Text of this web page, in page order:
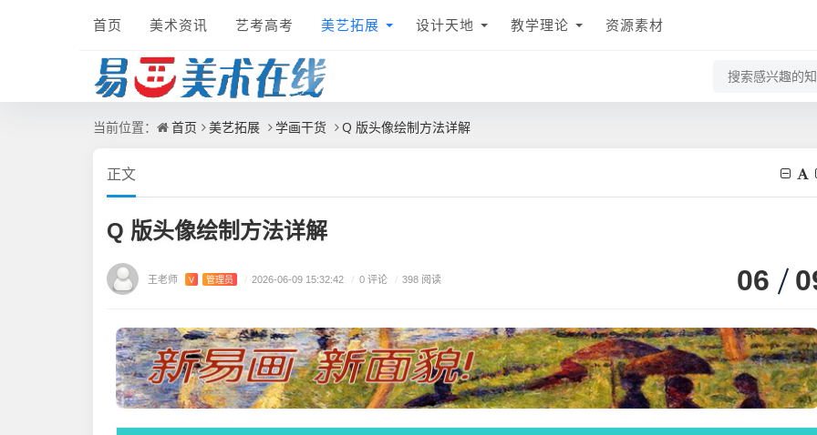
首页 美术资讯 艺考高考 美艺拓展 设计天地 教学理论 资源素材
当前位置： 首页 美艺拓展 学画干货 Q 版头像绘制方法详解
正文
Q 版头像绘制方法详解
王老师 V 管理员 / 2026-06-09 15:32:42 / 0 评论 / 398 阅读 06